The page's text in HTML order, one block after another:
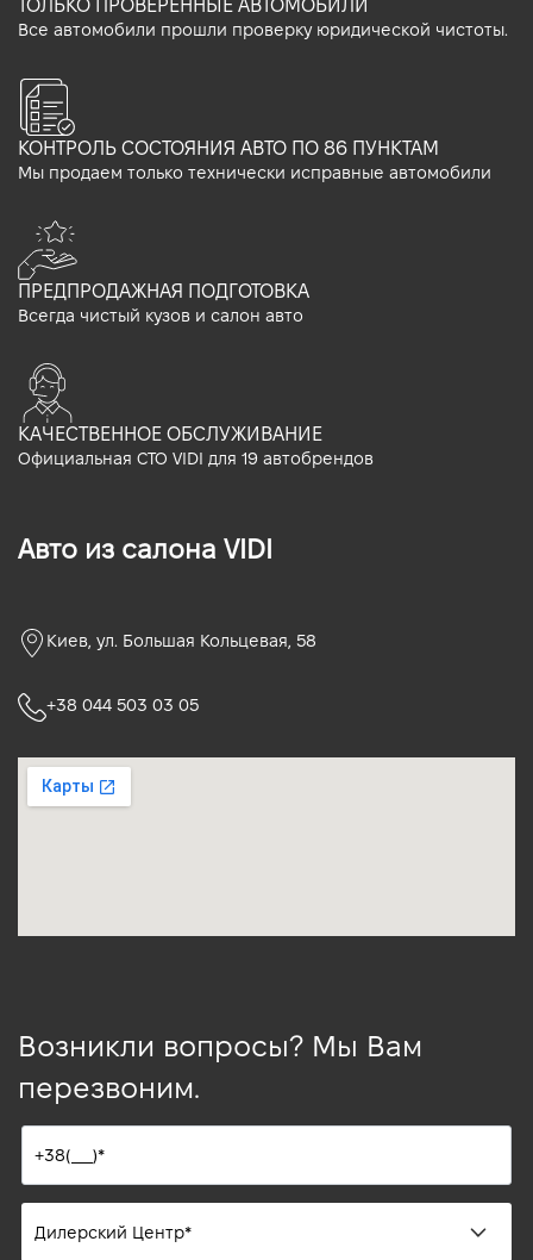
ТОЛЬКО ПРОВЕРЕННЫЕ АВТОМОБИЛИ
Все автомобили прошли проверку юридической чистоты.
КОНТРОЛЬ СОСТОЯНИЯ АВТО ПО 86 ПУНКТАМ
Мы продаем только технически исправные автомобили
ПРЕДПРОДАЖНАЯ ПОДГОТОВКА
Всегда чистый кузов и салон авто
КАЧЕСТВЕННОЕ ОБСЛУЖИВАНИЕ
Официальная СТО VIDI для 19 автобрендов
Авто из салона VIDI
Киев, ул. Большая Кольцевая, 58
+38 044 503 03 05
Возникли вопросы? Мы Вам
перезвоним.